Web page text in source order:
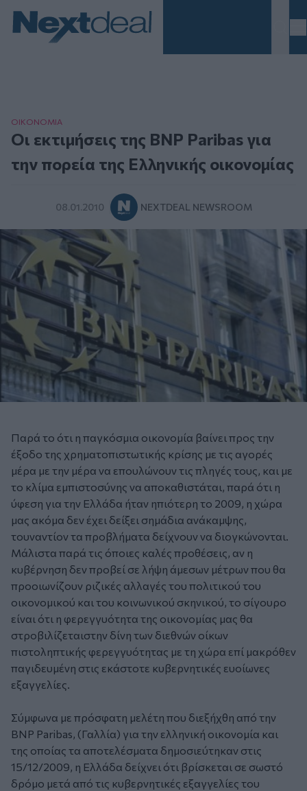
ΟΙΚΟΝΟΜΙΑ
Οι εκτιμήσεις της BNP Paribas για
την πορεία της Ελληνικής οικονομίας
08.01.2010 NEXTDEAL NEWSROOM
Παρά το ότι η παγκόσμια οικονομία βαίνει προς την
έξοδο της χρηματοπιστωτικής κρίσης με τις αγορές
μέρα με την μέρα να επουλώνουν τις πληγές τους, και με
το κλίμα εμπιστοσύνης να αποκαθιστάται, παρά ότι η
ύφεση για την Ελλάδα ήταν ηπιότερη το 2009, η χώρα
μας ακόμα δεν έχει δείξει σημάδια ανάκαμψης,
τουναντίον τα προβλήματα δείχνουν να διογκώνονται.
Μάλιστα παρά τις όποιες καλές προθέσεις, αν η
κυβέρνηση δεν προβεί σε λήψη άμεσων μέτρων που θα
προοιωνίζουν ριζικές αλλαγές του πολιτικού του
οικονομικού και του κοινωνικού σκηνικού, το σίγουρο
είναι ότι η φερεγγυότητα της οικονομίας μας θα
στροβιλίζεταιστην δίνη των διεθνών οίκων
πιστοληπτικής φερεγγυότητας με τη χώρα επί μακρόθεν
παγιδευμένη στις εκάστοτε κυβερνητικές ευοίωνες
εξαγγελίες.
Σύμφωνα με πρόσφατη μελέτη που διεξήχθη από την
BNP Paribas, (Γαλλία) για την ελληνική οικονομία και
της οποίας τα αποτελέσματα δημοσιεύτηκαν στις
15/12/2009, η Ελλάδα δείχνει ότι βρίσκεται σε σωστό
δρόμο μετά από τις κυβερνητικές εξαγγελίες του